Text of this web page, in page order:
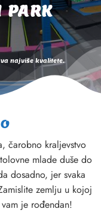
PARK
najviše kvalitete.
čarobno kraljevstvo
mlade duše do
dosadno, jer svaka
zemlju u kojoj
je rođendan!